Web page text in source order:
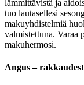
lämmittävistä ja
tuo lautasellesi
makuyhdistelmiä
valmistettuna. Varaa
makuhermosi.
Angus –